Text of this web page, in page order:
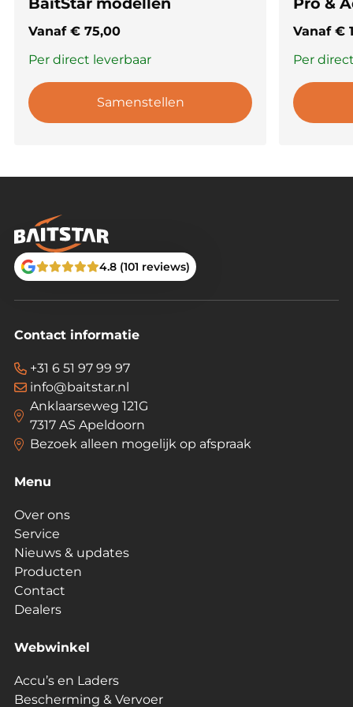
Vanaf € 75,00
Per direct leverbaar
Samenstellen
Vanaf €
Per
4.8 (101 reviews)
Contact informatie
+31 6 51 97 99 97
info@baitstar.nl
Anklaarseweg 121G
7317 AS Apeldoorn
Bezoek alleen mogelijk op afspraak
Menu
Over ons
Service
Nieuws & updates
Producten
Contact
Dealers
Webwinkel
Accu’s en Laders
Bescherming & Vervoer